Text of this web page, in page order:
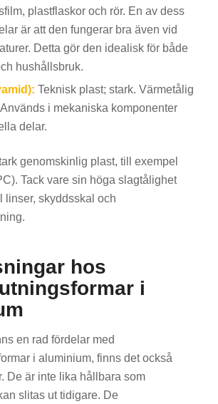
plastflaskor och rör. En av dess
är att den fungerar bra även vid
Detta gör den idealisk för både
hushållsbruk.
Teknisk plast; stark. Värmetålig
i mekaniska komponenter
delar.
genomskinlig plast, till exempel
Tack vare sin höga slagtålighet
linser, skyddsskal och
hos
i
en rad fördelar med
i aluminium, finns det också
De är inte lika hållbara som
slitas ut tidigare. De